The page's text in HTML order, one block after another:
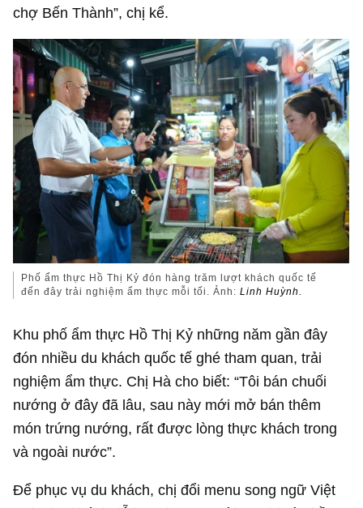
chợ Bến Thành”, chị kể.
Phố ẩm thực Hồ Thị Kỷ đón hàng trăm lượt khách quốc tế
đến đây trải nghiệm ẩm thực mỗi tối. Ảnh:Linh Huỳnh.
Khu phố ẩm thực Hồ Thị Kỷ những năm gần đây
đón nhiều du khách quốc tế ghé tham quan, trải
nghiệm ẩm thực. Chị Hà cho biết: “Tôi bán chuối
nướng ở đây đã lâu, sau này mới mở bán thêm
món trứng nướng, rất được lòng thực khách trong
và ngoài nước”.
Để phục vụ du khách, chị đổi menu song ngữ Việt